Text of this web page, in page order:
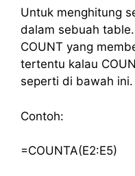
Untuk menghitung
dalam sebuah
COUNT yang
tertentu kalau
seperti di bawah ini.
Contoh:
=COUNTA(E2:E5)